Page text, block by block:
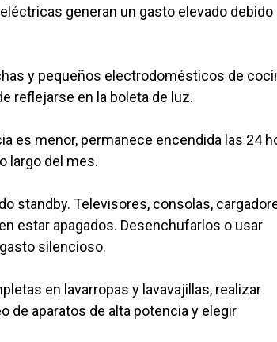
generan un gasto elevado debido
y pequeños electrodomésticos de
reflejarse en la boleta de luz.
es menor, permanece encendida las 24
largo del mes.
standby. Televisores, consolas,
estar apagados. Desenchufarlos o usar
silencioso.
en lavarropas y lavavajillas, realizar
de aparatos de alta potencia y elegir